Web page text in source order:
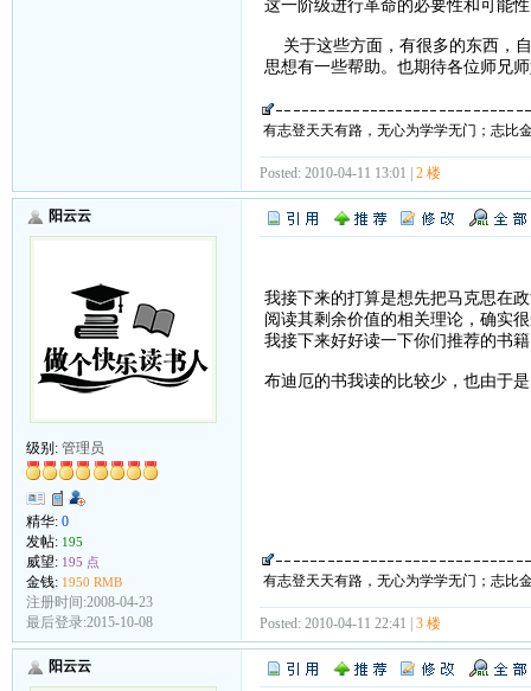
这一阶级进行革命的必要性和可能
关于这些方面，有很多的东西，
思想有一些帮助。也期待各位师兄
有志登天天有路，无心为学学无门；志比
Posted: 2010-04-11 13:01 | 2 楼
阳云云
级别: 管理员
精华: 0
发帖: 195
威望: 195 点
金钱: 1950 RMB
注册时间:2008-04-23
最后登录:2015-10-08
我接下来的打算是想先把马克思在
阅读其剩余价值的相关理论，确实
我接下来好好读一下你们推荐的书
布迪厄的书我读的比较少，也由于
有志登天天有路，无心为学学无门；志比
Posted: 2010-04-11 22:41 | 3 楼
阳云云